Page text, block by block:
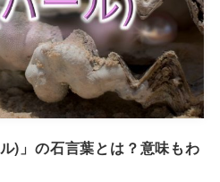
)」の石言葉とは？意味もわ